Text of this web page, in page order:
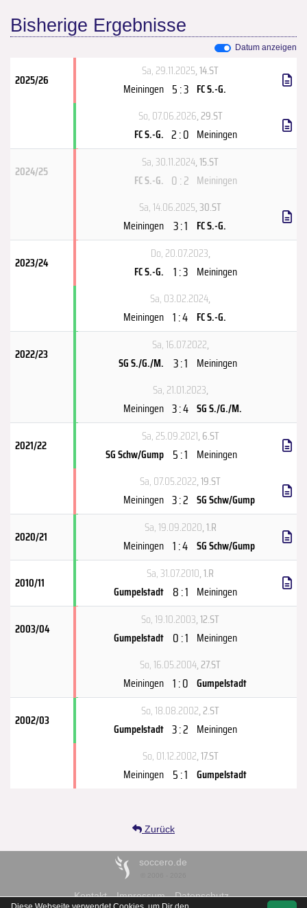
Bisherige Ergebnisse
Datum anzeigen
2025/26
Sa, 29.11.2025, 14.ST
Meiningen 5 : 3 FC S.-G.
So, 07.06.2026, 29.ST
FC S.-G. 2 : 0 Meiningen
2024/25
Sa, 30.11.2024, 15.ST
FC S.-G. 0 : 2 Meiningen
Sa, 14.06.2025, 30.ST
Meiningen 3 : 1 FC S.-G.
2023/24
Do, 20.07.2023,
FC S.-G. 1 : 3 Meiningen
Sa, 03.02.2024,
Meiningen 1 : 4 FC S.-G.
2022/23
Sa, 16.07.2022,
SG S./G./M. 3 : 1 Meiningen
Sa, 21.01.2023,
Meiningen 3 : 4 SG S./G./M.
2021/22
Sa, 25.09.2021, 6.ST
SG Schw/Gump 5 : 1 Meiningen
Sa, 07.05.2022, 19.ST
Meiningen 3 : 2 SG Schw/Gump
2020/21
Sa, 19.09.2020, 1.R
Meiningen 1 : 4 SG Schw/Gump
2010/11
Sa, 31.07.2010, 1.R
Gumpelstadt 8 : 1 Meiningen
2003/04
So, 19.10.2003, 12.ST
Gumpelstadt 0 : 1 Meiningen
So, 16.05.2004, 27.ST
Meiningen 1 : 0 Gumpelstadt
2002/03
So, 18.08.2002, 2.ST
Gumpelstadt 3 : 2 Meiningen
So, 01.12.2002, 17.ST
Meiningen 5 : 1 Gumpelstadt
Zurück
soccero.de
Kontakt Impressum
Datenschutz